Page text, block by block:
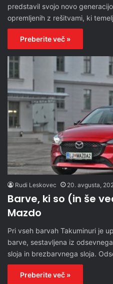
predstavil svojo novo
opremljenih z rešitvami, ki
Preberite več »
Rudi Leskovec 20. avgusta,
Barve, ki so (in še
Mazdo
Pri vseh barvah Takuminuri je
barve, sestavljena iz
sloja in brezbarvnega sloja.
Preberite več »